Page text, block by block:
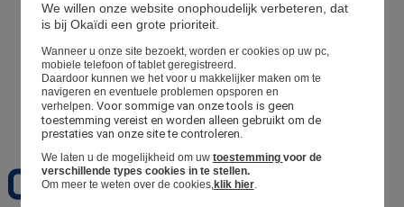
Winkel
Mijn informatie
Een bestelling volgen
Mandje
Favorieten
We willen onze website onophoudelijk verbeteren, dat
is bij Okaïdi een grote prioriteit.
Wanneer u onze site bezoekt, worden er cookies op uw pc,
mobiele telefoon of tablet geregistreerd.
Daardoor kunnen we het voor u makkelijker maken om te
navigeren en eventuele problemen opsporen en
verhelpen. Voor sommige van onze tools is geen
toestemming vereist en worden alleen gebruikt om de
prestaties van onze site te controleren.
We laten u de mogelijkheid om uw toestemming voor de
verschillende types cookies in te stellen.
Om meer te weten over de cookies,klik hier.